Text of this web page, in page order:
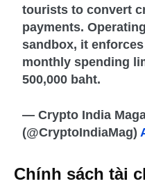
tourists to convert
payments.
sandbox, it
monthly spending
500,000 baht.
— Crypto India
(@CryptoIndiaMag)
Chính sách tài